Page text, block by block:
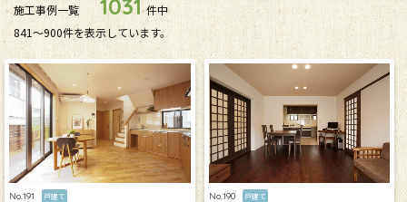
施工事例一覧 1031 件中
841〜900件を表示しています。
No.191 戸建て No.190 戸建て